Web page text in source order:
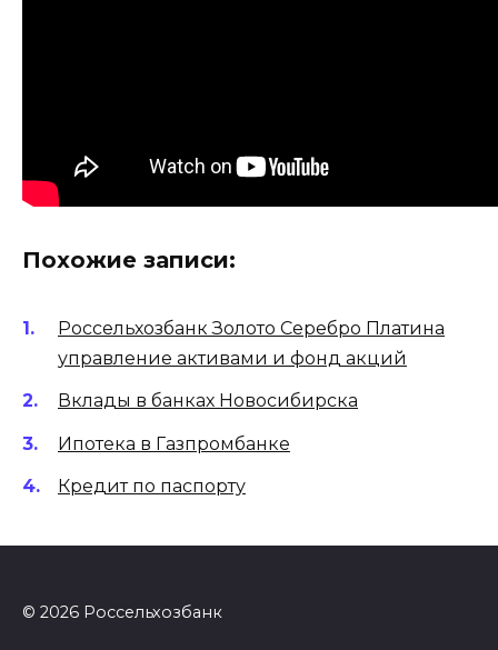
Похожие записи:
Россельхозбанк Золото Серебро Платина
управление активами и фонд акций
Вклады в банках Новосибирска
Ипотека в Газпромбанке
Кредит по паспорту
© 2026 Россельхозбанк